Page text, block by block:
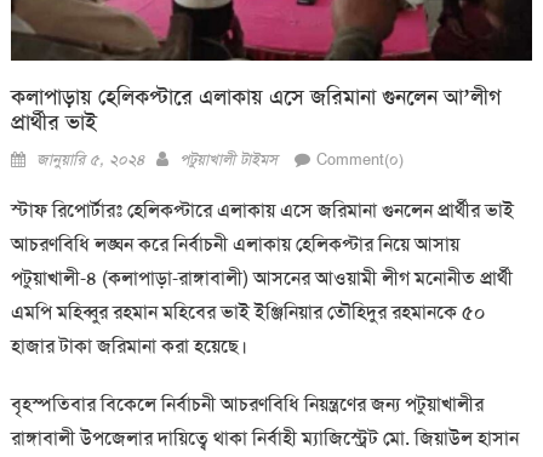
কলাপাড়ায় হেলিকপ্টারে এলাকায় এসে জরিমানা গুনলেন আ’লীগ
প্রার্থীর ভাই
Posted
জানুয়ারি ৫, ২০২৪ Author
পটুয়াখালী টাইমস Comment(০)
স্টাফ রিপোর্টারঃ হেলিকপ্টারে এলাকায় এসে জরিমানা গুনলেন প্রার্থীর ভাই
আচরণবিধি লঙ্ঘন করে নির্বাচনী এলাকায় হেলিকপ্টার নিয়ে আসায়
পটুয়াখালী-৪ (কলাপাড়া-রাঙ্গাবালী) আসনের আওয়ামী লীগ মনোনীত প্রার্থী
এমপি মহিব্বুর রহমান মহিবের ভাই ইঞ্জিনিয়ার তৌহিদুর রহমানকে ৫০
হাজার টাকা জরিমানা করা হয়েছে।
বৃহস্পতিবার বিকেলে নির্বাচনী আচরণবিধি নিয়ন্ত্রণের জন্য পটুয়াখালীর
রাঙ্গাবালী উপজেলার দায়িত্বে থাকা নির্বাহী ম্যাজিস্ট্রেট মো. জিয়াউল হাসান